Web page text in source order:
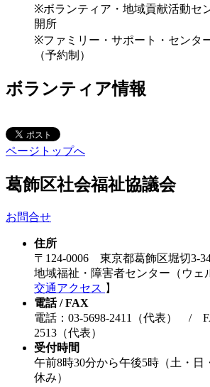
※ボランティア・地域貢献活動セ
開所
※ファミリー・サポート・センタ
（予約制）
ボランティア情報
ページトップへ
葛飾区社会福祉協議会
お問合せ
住所
〒124-0006 東京都葛飾区堀切3-
地域福祉・障害者センター（ウェ
交通アクセス 】
電話 / FAX
電話：03-5698-2411（代表） /
2513（代表）
受付時間
午前8時30分から午後5時（土・日
休み）